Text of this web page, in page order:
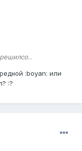
:boyan: или
:?